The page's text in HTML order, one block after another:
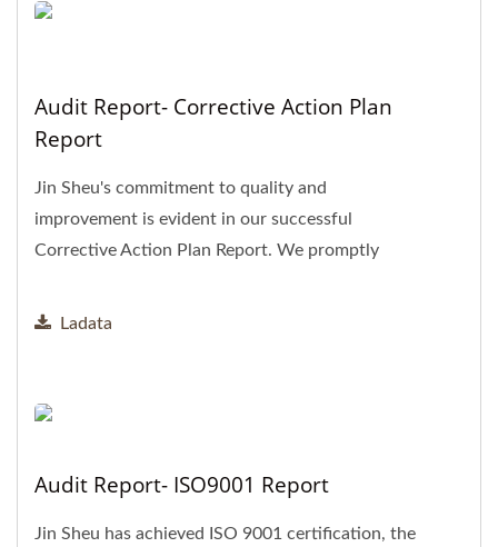
Audit Report- Corrective Action Plan
Report
Jin Sheu's commitment to quality and
improvement is evident in our successful
Corrective Action Plan Report. We promptly
Ladata
Audit Report- ISO9001 Report
Jin Sheu has achieved ISO 9001 certification, the